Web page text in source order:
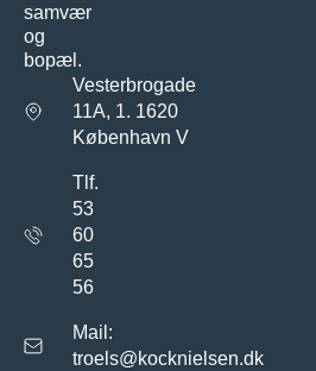
samvær
og
bopæl.
Vesterbrogade
11A, 1. 1620
København V
Tlf.
53
60
65
56
Mail:
troels@kocknielsen.dk